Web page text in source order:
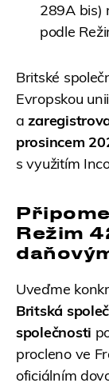
289A bis)
podle
Britské
Evropskou
a
prosincem
s využitím
Režim
Uveďme
Britská
společnosti
procleno ve
oficiálním